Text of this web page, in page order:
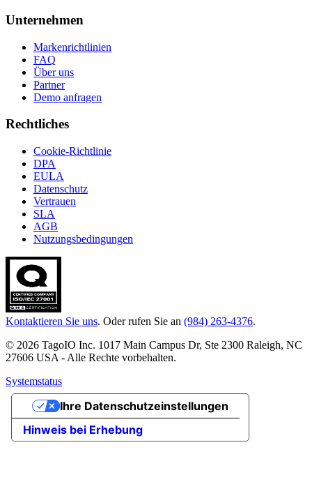
Unternehmen
Markenrichtlinien
FAQ
Über uns
Partner
Demo anfragen
Rechtliches
Cookie-Richtlinie
DPA
EULA
Datenschutz
Vertrauen
SLA
AGB
Nutzungsbedingungen
Kontaktieren Sie uns. Oder rufen Sie an (984) 263-4376.
© 2026 TagoIO Inc. 1017 Main Campus Dr, Ste 2300 Raleigh, NC
27606 USA - Alle Rechte vorbehalten.
Systemstatus
Hinweis bei Erhebung
Ihre Datenschutzeinstellungen